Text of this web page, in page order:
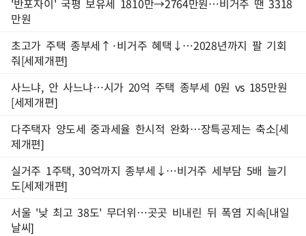
'반포자이' 국평 보유세 1810만→2764만원…비거주 땐 3318
만원
초고가 주택 종부세↑·비거주 혜택↓…2028년까지 팔 기회
줘[세제개편]
사느냐, 안 사느냐…시가 20억 주택 종부세 0원 vs 185만원
[세제개편]
다주택자 양도세 중과세율 한시적 완화…장특공제는 축소[세
제개편]
실거주 1주택, 30억까지 종부세↓…비거주 세부담 5배 늘기
도[세제개편]
서울 '낮 최고 38도' 무더위…곳곳 비내린 뒤 폭염 지속[내일
날씨]